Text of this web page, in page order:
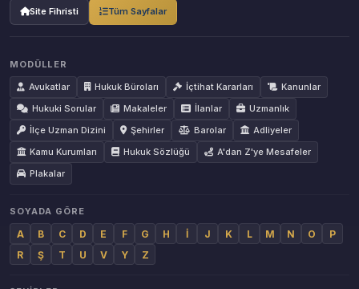
Site Fihristi Tüm Sayfalar
MODÜLLER
Avukatlar
Hukuk Büroları İçtihat Kararları
Kanunlar
Hukuki Sorular
Makaleler İlanlar
Uzmanlık
İlçe Uzman Dizini
Şehirler Barolar
Adliyeler
Kamu Kurumları
Hukuk Sözlüğü
A'dan Z'ye Mesafeler
Plakalar
SOYADA GÖRE
A B C D E F G H İ J K L M N O
P
R
Ş T U V Y Z